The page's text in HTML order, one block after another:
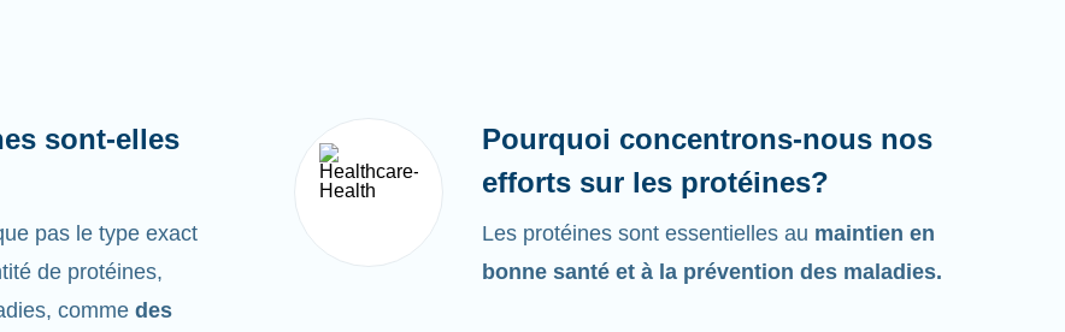
sont-elles
pas le type exact
de protéines,
comme des
Pourquoi concentrons-nous nos
efforts sur les protéines?
Les protéines sont essentielles au maintien en
bonne santé et à la prévention des maladies.